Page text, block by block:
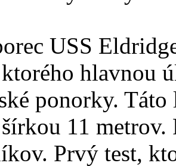
USS
hlavnou
ponorky.
11
Prvý test,